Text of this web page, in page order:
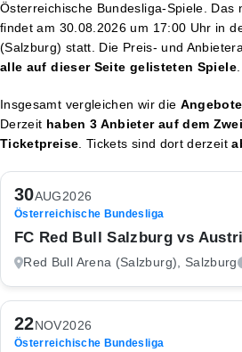
Österreichische Bundesliga-Spiele. Das
findet am 30.08.2026 um 17:00 Uhr in
(Salzburg) statt. Die Preis- und
alle auf dieser Seite gelisteten Spiele.
Insgesamt vergleichen wir die
Derzeit haben 3 Anbieter auf dem
Ticketpreise. Tickets sind dort derzeit
30AUG2026
Österreichische Bundesliga
FC Red Bull Salzburg vs
Red Bull Arena (Salzburg), Salzburg
22 NOV2026
Österreichische Bundesliga